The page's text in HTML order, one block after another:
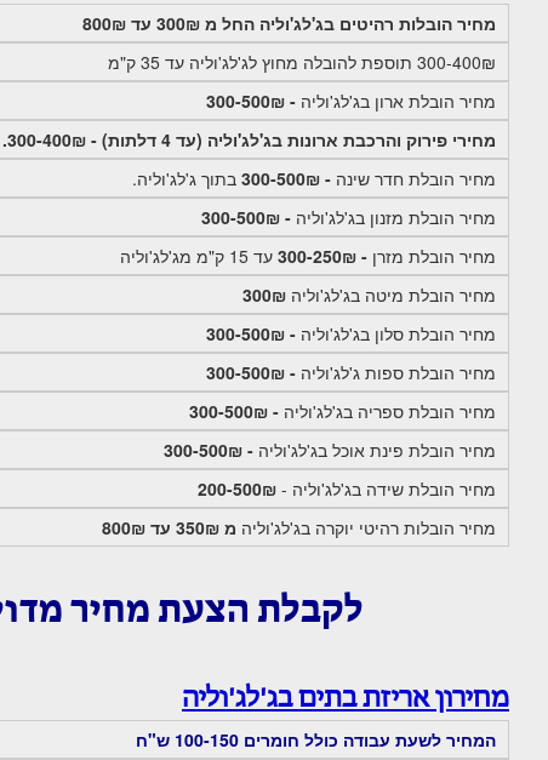
מחיר הובלות רהיטים בג'לג'וליה החל מ 300₪ עד 800₪
300-400₪ תוספת להובלה מחוץ לג'לג'וליה עד 35 ק"מ
מחיר הובלת ארון בג'לג'וליה - 300-500₪
מחירי פירוק והרכבת ארונות בג'לג'וליה (עד 4 דלתות) - 300-400₪.
מחיר הובלת חדר שינה - 300-500₪
בתוך ג'לג'וליה.
מחיר הובלת מזנון בג'לג'וליה - 300-500₪
מחיר הובלת מזרן - 300-250₪
עד 15 ק"מ מג'לג'וליה
מחיר הובלת מיטה בג'לג'וליה 300₪
מחיר הובלת סלון בג'לג'וליה - 300-500₪
מחיר הובלת ספות ג'לג'וליה - 300-500₪
מחיר הובלת ספריה בג'לג'וליה - 300-500₪
מחיר הובלת פינת אוכל בג'לג'וליה - 300-500₪
מחיר הובלת שידה בג'לג'וליה - 200-500₪
מחיר הובלות רהיטי יוקרה בג'לג'וליה מ 350₪ עד 800₪
לקבלת הצעת מחיר
מחירון אריזת בתים בג'לג'וליה
המחיר לשעת עבודה כולל חומרים 100-150 ש"ח